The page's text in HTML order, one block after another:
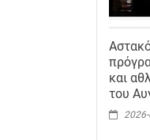
και
του